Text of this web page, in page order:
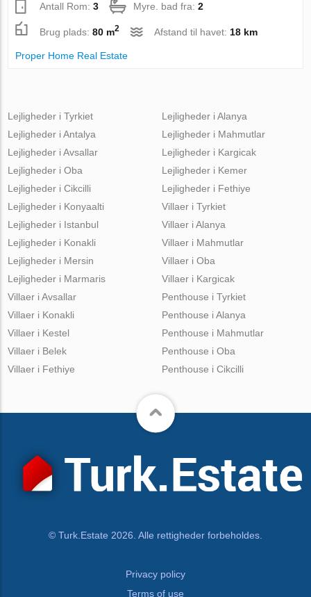
Antall Rom:3 Myre. bad fra:2
Brug plads:80 m2 Afstand til havet: 18 km
Proper Home Real Estate
Lejligheder i Tyrkiet
Lejligheder i Antalya
Lejligheder i Avsallar
Lejligheder i Oba
Lejligheder i Cikcilli
Lejligheder i Alanya
Lejligheder i Mahmutlar
Lejligheder i Kargicak
Lejligheder i Kemer
Lejligheder i Fethiye
Lejligheder i Konyaalti
Lejligheder i Istanbul
Lejligheder i Konakli
Lejligheder i Mersin
Lejligheder i Marmaris
Villaer i Tyrkiet
Villaer i Alanya
Villaer i Mahmutlar
Villaer i Oba
Villaer i Kargicak
Villaer i Avsallar
Villaer i Konakli
Villaer i Kestel
Villaer i Belek
Villaer i Fethiye
Penthouse i Tyrkiet
Penthouse i Alanya
Penthouse i Mahmutlar
Penthouse i Oba
Penthouse i Cikcilli
© Turk.Estate 2026. Alle rettigheder forbeholdes.
Privacy policy
Terms of use